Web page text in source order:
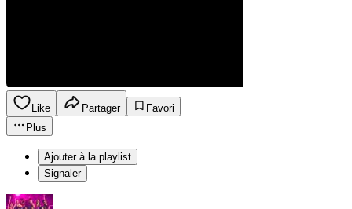
Like Partager
Favori
Plus
Ajouter à la playlist
Signaler